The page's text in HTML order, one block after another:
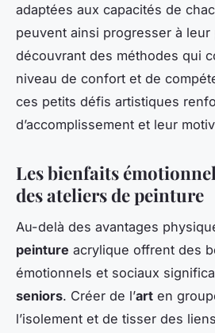
adaptées aux capacités de
peuvent ainsi progresser à
découvrant des méthodes qui
niveau de confort et de
ces petits défis artistiques
d’accomplissement et leur
Les bienfaits
des ateliers de peinture
Au-delà des avantages
peinture acrylique offrent des
émotionnels et sociaux
seniors. Créer de l’art en
l’isolement et de tisser des